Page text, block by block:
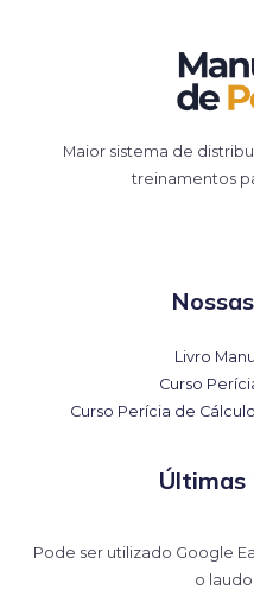
Maior sistema de
treinamentos
Livro
Curso
Curso Perícia de
Últimas
Pode ser utilizado Google
o